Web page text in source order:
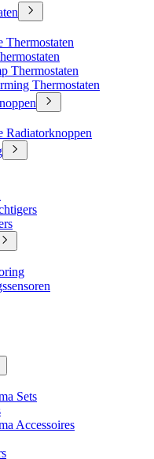
Thermostaten
Thermostaten
Thermostaten
Radiatorknoppen
Sets
Accessoires